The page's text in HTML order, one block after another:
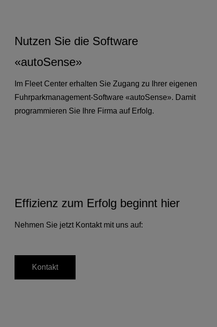
Nutzen Sie die Software
«autoSense»
Im Fleet Center erhalten Sie Zugang zu Ihrer eigenen
Fuhrparkmanagement-Software «autoSense». Damit
programmieren Sie Ihre Firma auf Erfolg.
Effizienz zum Erfolg beginnt hier
Nehmen Sie jetzt Kontakt mit uns auf:
Kontakt